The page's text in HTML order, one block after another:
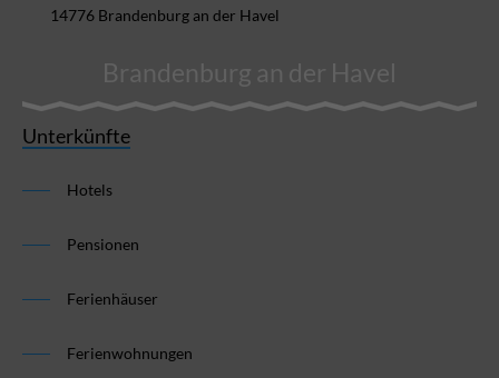
14776 Brandenburg an der Havel
Brandenburg an der Havel
Unterkünfte
Hotels
Pensionen
Ferienhäuser
Ferienwohnungen